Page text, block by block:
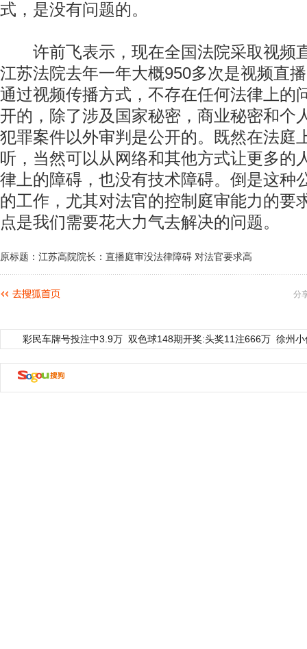
式，是没有问题的。
许前飞表示，现在全国法院采取视频
江苏法院去年一年大概950多次是视频直
通过视频传播方式，不存在任何法律上的
开的，除了涉及国家秘密，商业秘密和个
犯罪案件以外审判是公开的。既然在法庭
听，当然可以从网络和其他方式让更多的
律上的障碍，也没有技术障碍。倒是这种
的工作，尤其对法官的控制庭审能力的要
点是我们需要花大力气去解决的问题。
原标题：江苏高院院长：直播庭审没法律障碍 对法官要求高
分
彩民车牌号投注中3.9万 双色球148期开奖:头奖11注666万 徐州